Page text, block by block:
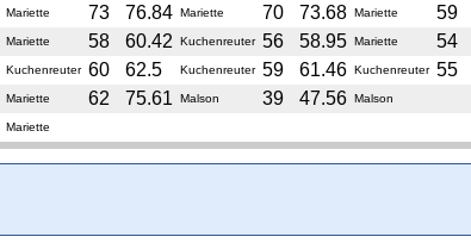
Mariette 73 76.84 Mariette 70 73.68 Mariette 59
Mariette 58 60.42 Kuchenreuter 56 58.95 Mariette 54
Kuchenreuter 60 62.5 Kuchenreuter 59 61.46 Kuchenreuter 55
Mariette 62 75.61 Malson 39 47.56 Malson
Mariette